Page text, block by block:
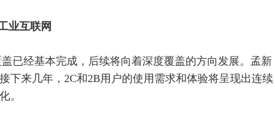
业互联网
已经基本完成，后续将向着深度覆盖的方向发展。孟新
下来几年，2C和2B用户的使用需求和体验将呈现出连续
。